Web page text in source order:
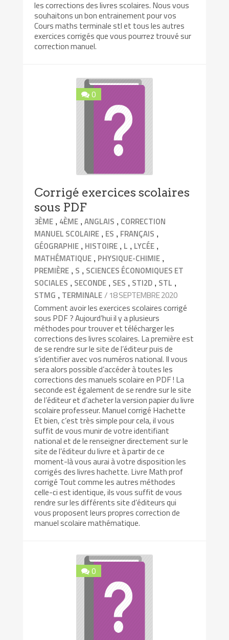
les corrections des livres scolaires. Nous vous
souhaitons un bon entrainement pour vos
Cours maths terminale stl et tous les autres
exercices corrigés que vous pourrez trouvé sur
correction manuel.
0
Corrigé exercices scolaires
sous PDF
3ÈME , 4ÈME ,ANGLAIS , CORRECTION
MANUEL SCOLAIRE , ES , FRANÇAIS ,
GÉOGRAPHIE , HISTOIRE , L , LYCÉE ,
MATHÉMATIQUE , PHYSIQUE-CHIMIE ,
PREMIÈRE , S , SCIENCES ÉCONOMIQUES ET
SOCIALES , SECONDE , SES , STI2D , STL ,
STMG , TERMINALE/ 18 SEPTEMBRE 2020
Comment avoir les exercices scolaires corrigé
sous PDF ? Aujourd’hui il y a plusieurs
méthodes pour trouver et télécharger les
corrections des livres scolaires. La première est
de se rendre sur le site de l’éditeur puis de
s’identifier avec vos numéros national. Il vous
sera alors possible d’accéder à toutes les
corrections des manuels scolaire en PDF ! La
seconde est également de se rendre sur le site
de l’éditeur et d’acheter la version papier du livre
scolaire professeur. Manuel corrigé Hachette
Et bien, c’est très simple pour cela, il vous
suffit de vous munir de votre identifiant
national et de le renseigner directement sur le
site de l’éditeur du livre et à partir de ce
moment-là vous aurai à votre disposition les
corrigés des livres hachette. Livre Math prof
corrigé Tout comme les autres méthodes
celle-ci est identique, ils vous suffit de vous
rendre sur les différents site d’éditeurs qui
vous proposent leurs propres correction de
manuel scolaire mathématique.
0